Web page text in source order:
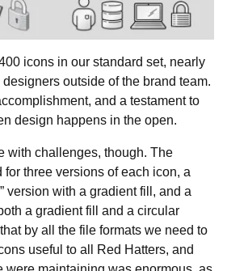
icons in our standard set, nearly
outside of the brand team.
and a testament to
design happens in the open.
with challenges, though. The
three versions of each icon, a
version with a gradient fill, and a
a gradient fill and a circular
by all the file formats we need to
useful to all Red Hatters, and